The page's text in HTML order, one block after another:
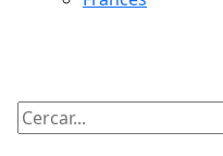
Cercar: